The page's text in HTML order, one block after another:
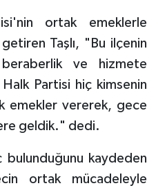
ortak emeklerle
Taşlı, "Bu ilçenin
ve hizmete
Partisi hiç kimsenin
emekler vererek, gece
geldik." dedi.
kaydeden
ortak mücadeleyle